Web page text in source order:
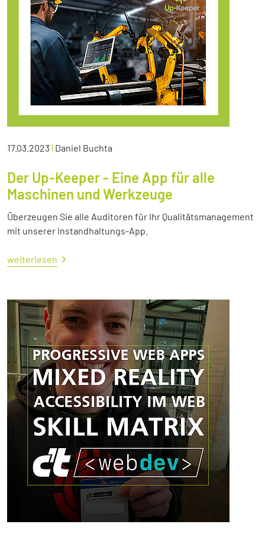
17.03.2023| Daniel Buchta
Der Up-Keeper - Eine App für alle
Maschinen und Werkzeuge
Überzeugen Sie alle Auditoren für Ihr Qualitätsmanagement
mit unserer Instandhaltungs-App.
weiterlesen